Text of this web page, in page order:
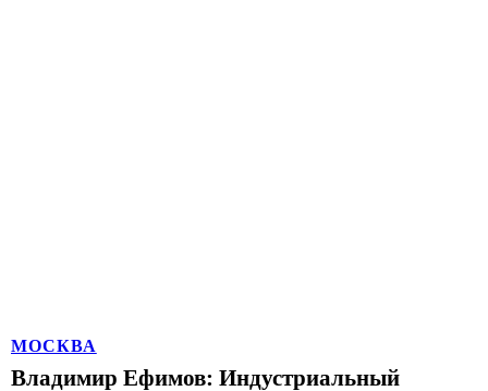
МОСКВА
Владимир Ефимов: Индустриальный